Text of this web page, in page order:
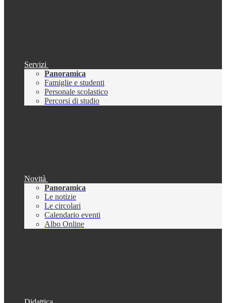
Servizi
Panoramica
Famiglie e studenti
Personale scolastico
Percorsi di studio
Novità
Panoramica
Le notizie
Le circolari
Calendario eventi
Albo Online